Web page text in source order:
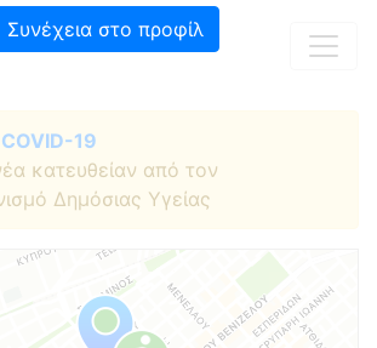
Συνέχεια στο προφίλ
19
κατευθείαν από τον
Δημόσιας Υγείας